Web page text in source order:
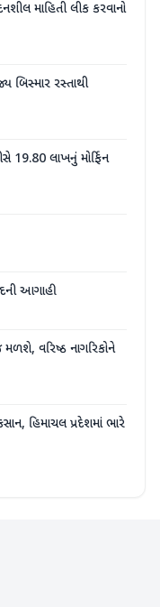
માહિતી લીક કરવાનો
બિસ્માર રસ્તાથી
19.80 લાખનું મોર્ફિન
આગાહી
વરિષ્ઠ નાગરિકોને
હિમાચલ પ્રદેશમાં ભારે